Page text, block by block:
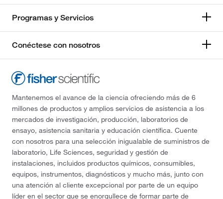
Programas y Servicios
Conéctese con nosotros
Mantenemos el avance de la ciencia ofreciendo más de 6
millones de productos y amplios servicios de asistencia a los
mercados de investigación, producción, laboratorios de
ensayo, asistencia sanitaria y educación científica. Cuente
con nosotros para una selección inigualable de suministros de
laboratorio, Life Sciences, seguridad y gestión de
instalaciones, incluidos productos químicos, consumibles,
equipos, instrumentos, diagnósticos y mucho más, junto con
una atención al cliente excepcional por parte de un equipo
líder en el sector que se enorgullece de formar parte de